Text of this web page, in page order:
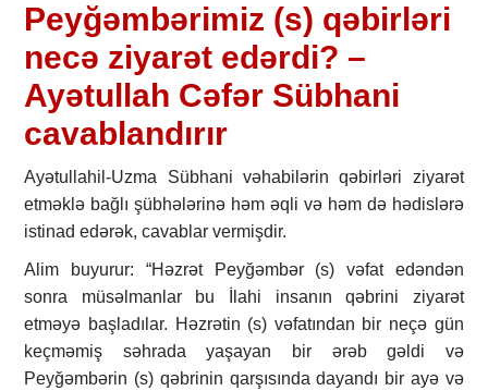
Peyğəmbərimiz (s) qəbirləri
necə ziyarət edərdi? –
Ayətullah Cəfər Sübhani
cavablandırır
Ayətullahil-Uzma Sübhani vəhabilərin qəbirləri ziyarət
etməklə bağlı şübhələrinə həm əqli və həm də hədislərə
istinad edərək, cavablar vermişdir.
Alim buyurur: “Həzrət Peyğəmbər (s) vəfat edəndən
sonra müsəlmanlar bu İlahi insanın qəbrini ziyarət
etməyə başladılar. Həzrətin (s) vəfatından bir neçə gün
keçməmiş səhrada yaşayan bir ərəb gəldi və
Peyğəmbərin (s) qəbrinin qarşısında dayandı bir ayə və